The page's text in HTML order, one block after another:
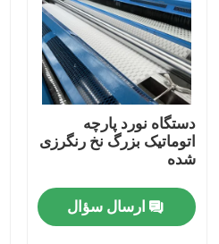
تور کارخانه
کنترل کیفیت
با ما تماس بگیرید
اخبار
دستگاه نورد پارچه
اتوماتیک بزرگ نخ رنگرزی
شده
ارسال سؤال